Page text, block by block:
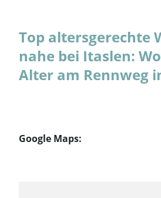
Top altersgerechte
nahe bei Itaslen:
Alter am Rennweg
Google Maps: